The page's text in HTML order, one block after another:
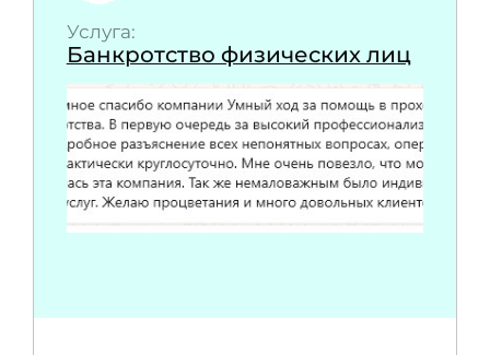
Услуга:
Банкротство физических лиц